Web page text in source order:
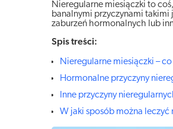
Nieregularne miesiączki to
banalnymi przyczynami takimi
zaburzeń hormonalnych lub
Spis treści:
Nieregularne miesiączki –
Hormonalne przyczyny
Inne przyczyny
W jaki sposób można leczyć